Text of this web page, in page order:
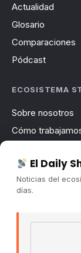
Actualidad
Glosario
Comparaciones
Pódcast
ECOSISTEMA
Sobre nosotros
Cómo
Contacto
Publicidad
El Daily
Noticias del
días.